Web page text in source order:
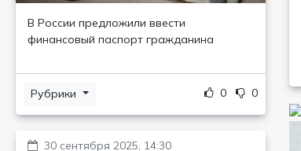
В России предложили ввести
финансовый паспорт гражданина
Рубрики 0 0
30 сентября 2025, 14:30